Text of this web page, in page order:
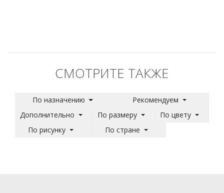
СМОТРИТЕ ТАКЖЕ
По назначению
Рекомендуем
Дополнительно
По размеру
По цвету
По рисунку
По стране